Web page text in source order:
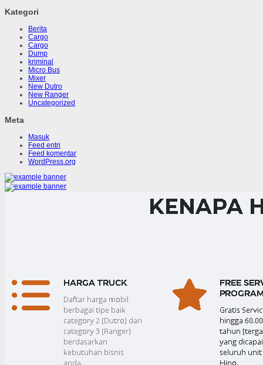
Kategori
Berita
Cargo
Cargo
Dump
kriminal
Micro Bus
Mixer
New Dutro
New Ranger
Uncategorized
Meta
Masuk
Feed entri
Feed komentar
WordPress.org